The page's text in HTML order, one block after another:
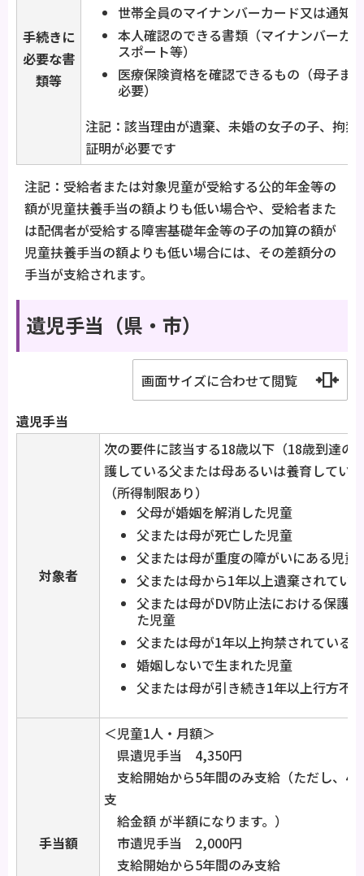
手続きに
必要な書
類等
世帯全員のマイナンバーカード又は通知
本人確認のできる書類（マイナンバーカ
スポート等）
医療保険資格を確認できるもの（母子ま
必要）
注記：該当理由が遺棄、未婚の女子の子、拘
証明が必要です
注記：受給者または対象児童が受給する公的年金等の
額が児童扶養手当の額よりも低い場合や、受給者また
は配偶者が受給する障害基礎年金等の子の加算の額が
児童扶養手当の額よりも低い場合には、その差額分の
手当が支給されます。
遺児手当（県・市）
画面サイズに合わせて閲覧
遺児手当
対象者
次の要件に該当する18歳以下（18歳到達の
護している父または母あるいは養育してい
（所得制限あり）
父母が婚姻を解消した児童
父または母が死亡した児童
父または母が重度の障がいにある児童
父または母から1年以上遺棄されてい
父または母がDV防止法における保護
た児童
父または母が1年以上拘禁されている
婚姻しないで生まれた児童
父または母が引き続き1年以上行方不
手当額
＜児童1人・月額＞
県遺児手当 4,350円
支給開始から5年間のみ支給（ただし、4
支
給金額 が半額になります。）
市遺児手当 2,000円
支給開始から5年間のみ支給